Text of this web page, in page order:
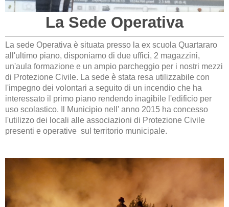
La Sede Operativa
La sede Operativa è situata presso la ex scuola Quartararo
all'ultimo piano, disponiamo di due uffici, 2 magazzini,
un'aula formazione e un ampio parcheggio per i nostri mezzi
di Protezione Civile. La sede è stata resa utilizzabile con
l'impegno dei volontari a seguito di un incendio che ha
interessato il primo piano rendendo inagibile l'edificio per
uso scolastico. Il Municipio nell' anno 2015 ha concesso
l'utilizzo dei locali alle associazioni di Protezione Civile
presenti e operative sul territorio municipale.